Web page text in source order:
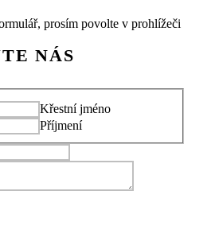
prosím povolte v prohlížeči
Křestní jméno
Příjmení